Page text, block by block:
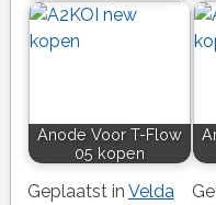
Anode Voor T-Flow
05 kopen
Geplaatst in Velda